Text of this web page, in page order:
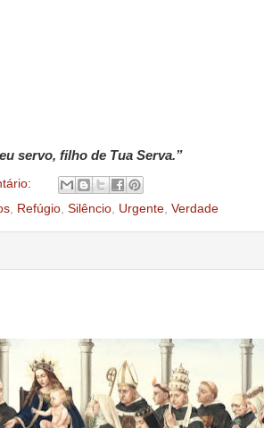
servo, filho de Tua Serva.”
Refúgio Silêncio Urgente Verdade